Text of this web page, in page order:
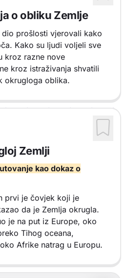
o obliku Zemlje
prošlosti vjerovali kako
Kako su ljudi voljeli sve
kroz razne nove
kroz istraživanja shvatili
okrugloga oblika.
Zemlji
kao dokaz o
prvi je čovjek koji je
da je Zemlja okrugla.
je na put iz Europe, oko
Tihog oceana,
Afrike natrag u Europu.